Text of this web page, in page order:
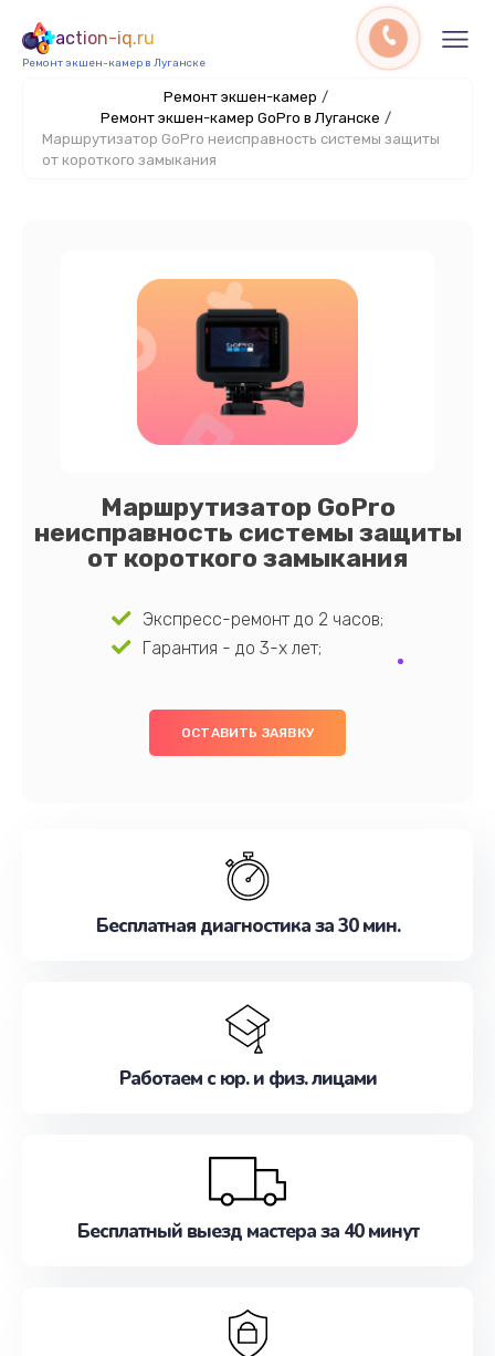
action-iq.ru
Ремонт экшен-камер в Луганске
Ремонт экшен-камер /
Ремонт экшен-камер GoPro в Луганске /
Маршрутизатор GoPro неисправность системы защиты
от короткого замыкания
Маршрутизатор GoPro
неисправность системы защиты
от короткого замыкания
Экспресс-ремонт до 2 часов;
Гарантия - до 3-х лет;
ОСТАВИТЬ ЗАЯВКУ
Бесплатная диагностика за 30 мин.
Работаем с юр. и физ. лицами
Бесплатный выезд мастера за 40 минут